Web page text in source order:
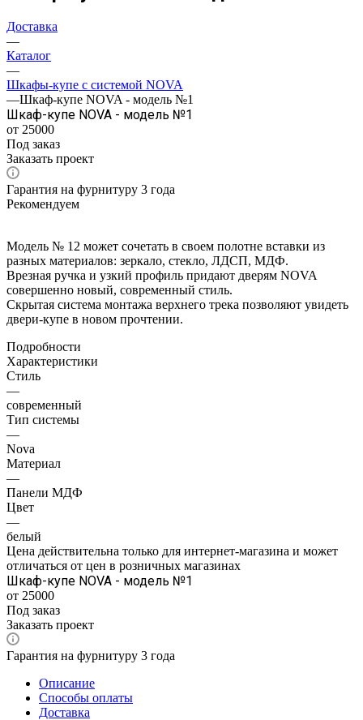
Доставка
—
Каталог
—
Шкафы-купе с системой NOVA
—Шкаф-купе NOVA - модель №1
Шкаф-купе NOVA - модель №1
от 25000
Под заказ
Заказать проект
Гарантия на фурнитуру 3 года
Рекомендуем
Модель № 12 может сочетать в своем полотне вставки из
разных материалов: зеркало, стекло, ЛДСП, МДФ.
Врезная ручка и узкий профиль придают дверям NOVA
совершенно новый, современный стиль.
Скрытая система монтажа верхнего трека позволяют увидеть
двери-купе в новом прочтении.
Подробности
Характеристики
Стиль
—
современный
Тип системы
—
Nova
Материал
—
Панели МДФ
Цвет
—
белый
Цена действительна только для интернет-магазина и может
отличаться от цен в розничных магазинах
Шкаф-купе NOVA - модель №1
от 25000
Под заказ
Заказать проект
Гарантия на фурнитуру 3 года
Описание
Способы оплаты
Доставка